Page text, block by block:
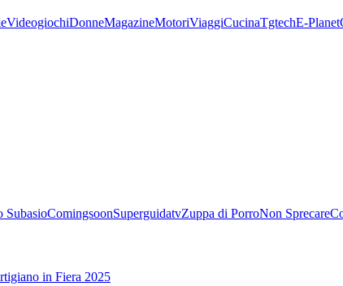
VideogiochiDonneMagazineMotoriViaggiCucinaTgtechE-Planet
SubasioComingsoonSuperguidatvZuppa di PorroNon Sprecare
in Fiera 2025